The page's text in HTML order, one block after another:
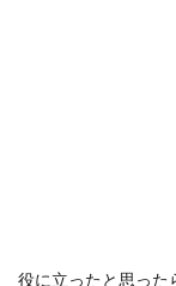
役に立ったと思っ